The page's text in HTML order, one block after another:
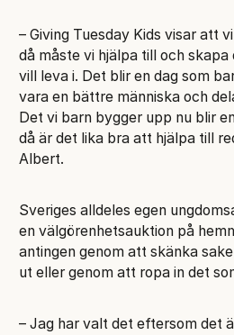
– Giving Tuesday Kids visar att
då måste vi hjälpa till och
vill leva i. Det blir en dag som
vara en bättre människa och
Det vi barn bygger upp nu blir
då är det lika bra att hjälpa till
Albert.
Sveriges alldeles egen
en välgörenhetsauktion på
antingen genom att skänka
ut eller genom att ropa in det
– Jag har valt det eftersom det